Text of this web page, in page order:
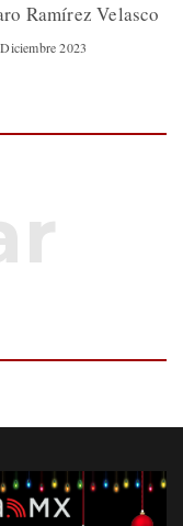
Ramírez Velasco
2023